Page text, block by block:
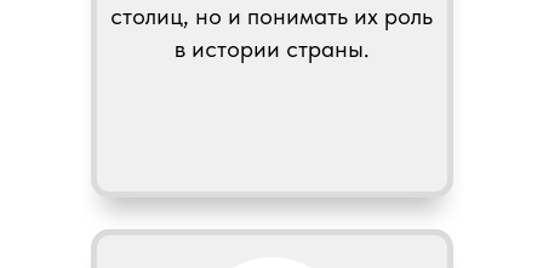
столиц, но и понимать их роль
в истории страны.